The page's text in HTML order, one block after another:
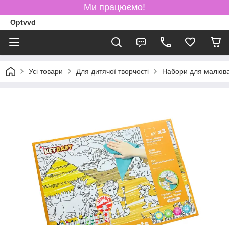
Ми працюємо!
Optvvd
Усі товари Для дитячої творчості Набори для